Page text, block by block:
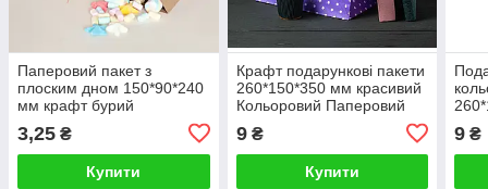
Паперовий пакет з
плоским дном 150*90*240
мм крафт бурий
ручек
3,25 ₴
Купити
Крафт подарункові пакети
260*150*350 мм красивий
Кольоровий Паперовий
однотонний святковий
9₴
Купити
9 ₴